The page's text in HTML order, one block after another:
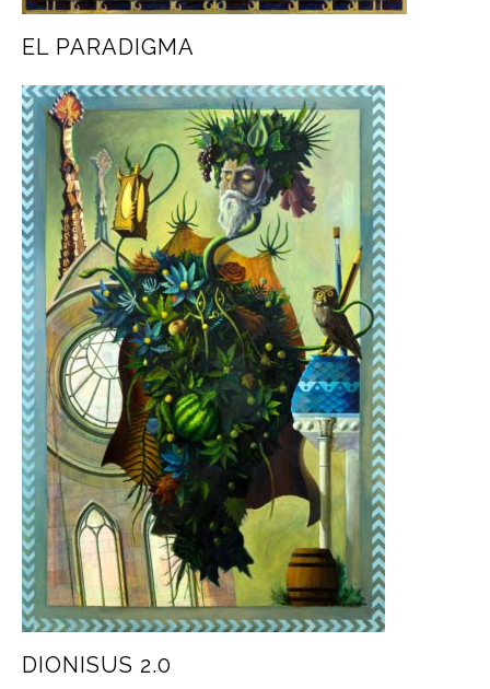
EL PARADIGMA
DIONISUS 2.0